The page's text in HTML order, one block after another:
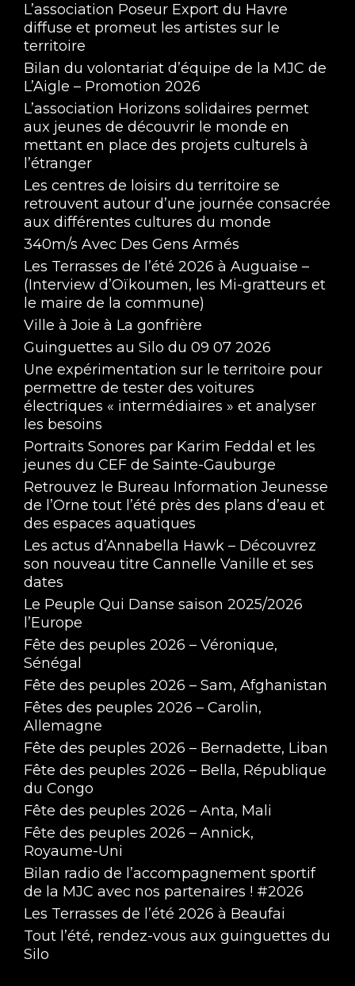
L’association Poseur Export du Havre
diffuse et promeut les artistes sur le
territoire
Bilan du volontariat d’équipe de la MJC de
L’Aigle – Promotion 2026
L’association Horizons solidaires permet
aux jeunes de découvrir le monde en
mettant en place des projets culturels à
l’étranger
Les centres de loisirs du territoire se
retrouvent autour d’une journée consacrée
aux différentes cultures du monde
340m/s Avec Des Gens Armés
Les Terrasses de l’été 2026 à Auguaise –
(Interview d’Oïkoumen, les Mi-gratteurs et
le maire de la commune)
Ville à Joie à La gonfrière
Guinguettes au Silo du 09 07 2026
Une expérimentation sur le territoire pour
permettre de tester des voitures
électriques « intermédiaires » et analyser
les besoins
Portraits Sonores par Karim Feddal et les
jeunes du CEF de Sainte-Gauburge
Retrouvez le Bureau Information Jeunesse
de l’Orne tout l’été près des plans d’eau et
des espaces aquatiques
Les actus d’Annabella Hawk – Découvrez
son nouveau titre Cannelle Vanille et ses
dates
Le Peuple Qui Danse saison 2025/2026
l’Europe
Fête des peuples 2026 – Véronique,
Sénégal
Fête des peuples 2026 – Sam, Afghanistan
Fêtes des peuples 2026 – Carolin,
Allemagne
Fête des peuples 2026 – Bernadette, Liban
Fête des peuples 2026 – Bella, République
du Congo
Fête des peuples 2026 – Anta, Mali
Fête des peuples 2026 – Annick,
Royaume-Uni
Bilan radio de l’accompagnement sportif
de la MJC avec nos partenaires ! #2026
Les Terrasses de l’été 2026 à Beaufai
Tout l’été, rendez-vous aux guinguettes du
Silo